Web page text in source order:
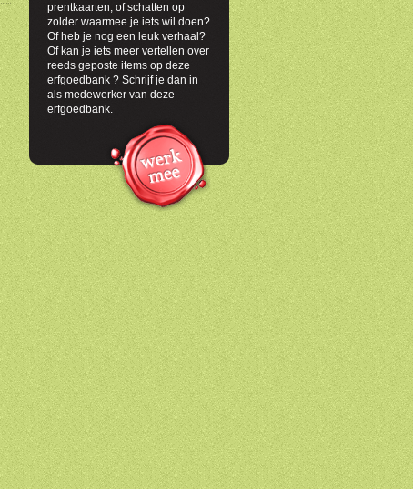
prentkaarten, of schatten op
zolder waarmee je iets wil doen?
Of heb je nog een leuk verhaal?
Of kan je iets meer vertellen over
reeds geposte items op deze
erfgoedbank ? Schrijf je dan in
als medewerker van deze
erfgoedbank.